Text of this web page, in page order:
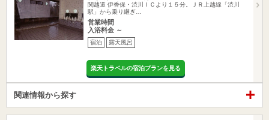
関越道 伊香保・渋川ＩＣより１５分。ＪＲ上越線「渋川
駅」から乗り継ぎ…
営業時間
入浴料金 ～
宿泊 露天風呂
楽天トラベルの宿泊プランを見る
関連情報から探す